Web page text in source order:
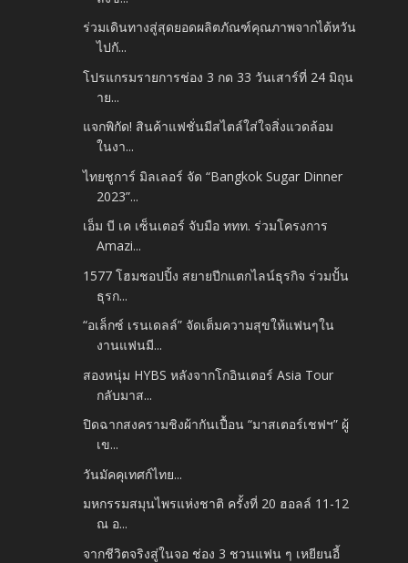
ร่วมเดินทางสู่สุดยอดผลิตภัณฑ์คุณภาพจากไต้หวัน
ไปกั...
โปรแกรมรายการช่อง 3 กด 33 วันเสาร์ที่ 24 มิถุน
าย...
แจกพิกัด! สินค้าแฟชั่นมีสไตล์ใส่ใจสิ่งแวดล้อม
ในงา...
ไทยชูการ์ มิลเลอร์ จัด “Bangkok Sugar Dinner
2023”...
เอ็ม บี เค เซ็นเตอร์ จับมือ ททท. ร่วมโครงการ
Amazi...
1577 โฮมชอปปิ้ง สยายปีกแตกไลน์ธุรกิจ ร่วมปั้น
ธุรก...
“อเล็กซ์ เรนเดลล์” จัดเต็มความสุขให้แฟนๆใน
งานแฟนมี...
สองหนุ่ม HYBS หลังจากโกอินเตอร์ Asia Tour
กลับมาส...
ปิดฉากสงครามชิงผ้ากันเปื้อน “มาสเตอร์เชฟฯ” ผู้
เข...
วันมัคคุเทศก์ไทย...
มหกรรมสมุนไพรแห่งชาติ ครั้งที่ 20 ฮอลล์ 11-12
ณ อ...
จากชีวิตจริงสู่ในจอ ช่อง 3 ชวนแฟน ๆ เหยียนอี้